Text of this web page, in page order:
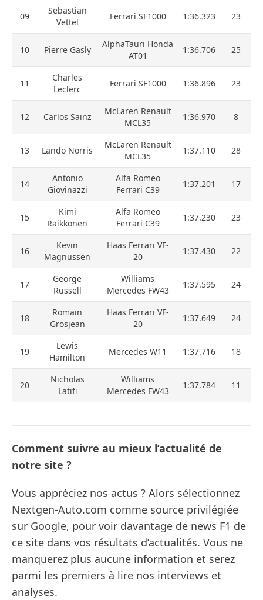
09
Sebastian
Vettel
Ferrari SF1000 1:36.323 23
10 Pierre Gasly
AlphaTauri Honda
AT01
1:36.706 25
11
Charles
Leclerc
Ferrari SF1000 1:36.896 23
12 Carlos Sainz
McLaren Renault
MCL35
1:36.970 8
13 Lando Norris
McLaren Renault
MCL35
1:37.110 28
14
Antonio
Giovinazzi
Alfa Romeo
Ferrari C39
1:37.201 17
15
Kimi
Raikkonen
Alfa Romeo
Ferrari C39
1:37.230 23
16
Kevin
Magnussen
Haas Ferrari VF-
20
1:37.430 22
17
George
Russell
Williams
Mercedes FW43
1:37.595 24
18
Romain
Grosjean
Haas Ferrari VF-
20
1:37.649 24
19
Lewis
Hamilton
Mercedes W11 1:37.716 18
20
Nicholas
Latifi
Williams
Mercedes FW43
1:37.784 11
Comment suivre au mieux l’actualité de
notre site ?
Vous appréciez nos actus ? Alors sélectionnez
Nextgen-Auto.com comme source privilégiée
sur Google, pour voir davantage de news F1 de
ce site dans vos résultats d’actualités. Vous ne
manquerez plus aucune information et serez
parmi les premiers à lire nos interviews et
analyses.